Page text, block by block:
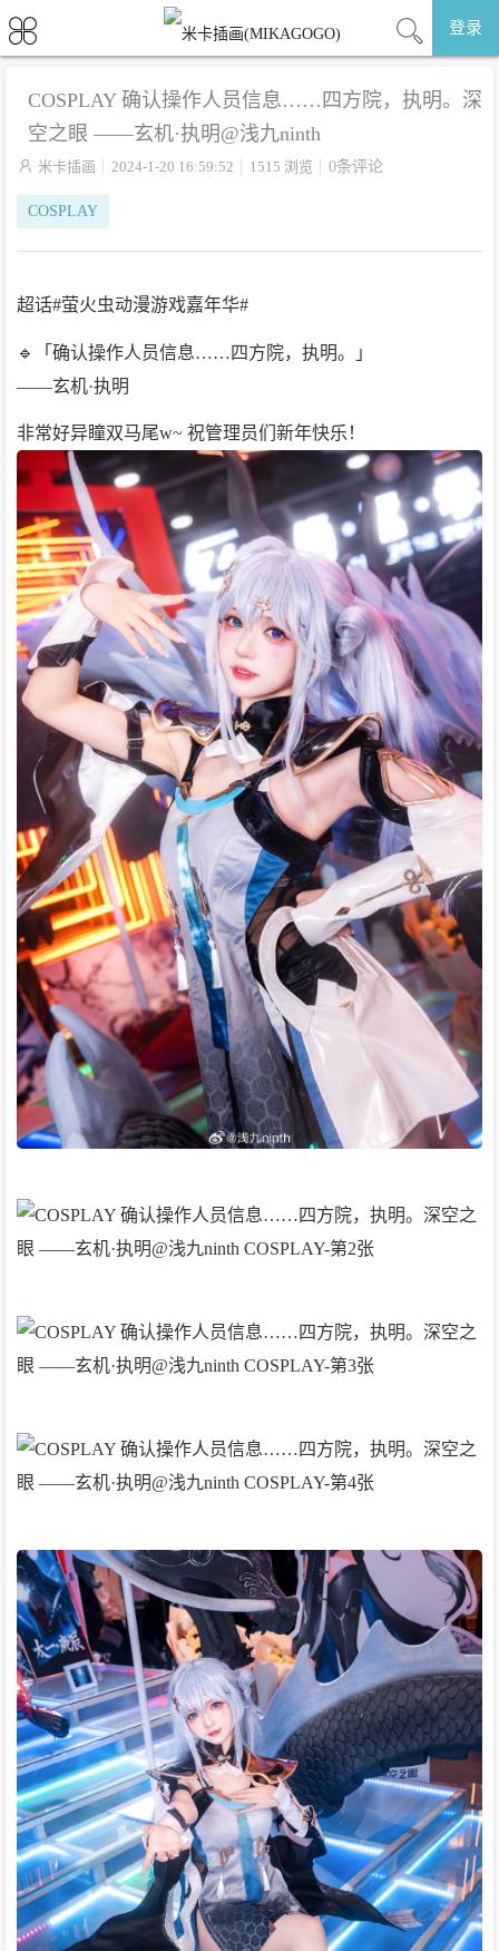
登录
COSPLAY 确认操作人员信息……四方院，执明。深
空之眼 ——玄机·执明@浅九ninth
 米卡插画 2024-1-20 16:59:52 1515 浏览 0条评论
COSPLAY
超话#萤火虫动漫游戏嘉年华#
🔹「确认操作人员信息……四方院，执明。」
——玄机·执明
非常好异瞳双马尾w~ 祝管理员们新年快乐！